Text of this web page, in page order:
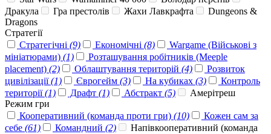
Дракула
Гра престолів Жахи Лавкрафта
Dungeons &
Dragons
Стратегії
Стратегічні (9) Економічні (8)
Wargame (Військові з
мініатюрами) (1)
Розташування робітників (Meeple
placement) (2) Облаштування територій (4)
Розвиток
цивілізації(1) Єврогейм (3) На кубиках (3)
Контроль
території(1) Драфт (1) Абстракт (5)
Амерітреш
Режим гри
Кооперативний (команда проти гри) (10)
Кожен сам за
себе (61) Командний (2)
Напівкооперативний (команда